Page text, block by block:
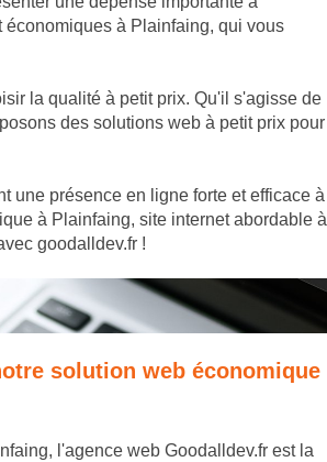
à Plainfaing, qui vous
la qualité à petit prix. Qu'il s'agisse de
des solutions web à petit prix pour
une présence en ligne forte et efficace à
à Plainfaing, site internet abordable à
goodalldev.fr !
solution web économique
l'agence web Goodalldev.fr est la